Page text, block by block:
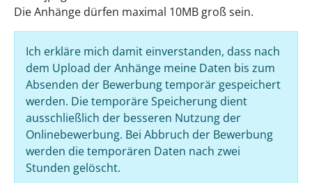
Die Anhänge dürfen maximal 10MB groß sein.
Ich erkläre mich damit einverstanden, dass nach
dem Upload der Anhänge meine Daten bis zum
Absenden der Bewerbung temporär gespeichert
werden. Die temporäre Speicherung dient
ausschließlich der besseren Nutzung der
Onlinebewerbung. Bei Abbruch der Bewerbung
werden die temporären Daten nach zwei
Stunden gelöscht.